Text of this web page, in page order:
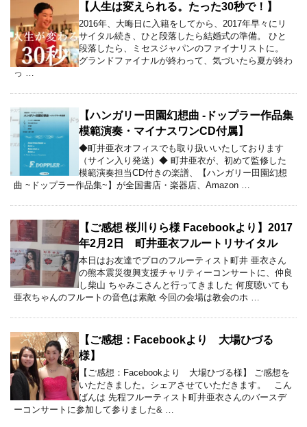
【人生は変えられる。たった30秒で！】
2016年、大晦日に入籍をしてから、2017年早々にリ
サイタル続き、ひと段落したら結婚式の準備。 ひと
段落したら、ミセスジャパンのファイナリストに。
グランドファイナルが終わって、気づいたら夏が終わ
っ …
【ハンガリー田園幻想曲 -ドップラー作品集
模範演奏・マイナスワンCD付属】
◆町井亜衣オフィスでも取り扱いいたしております
（サイン入り発送）◆ 町井亜衣が、初めて監修した
模範演奏担当CD付きの楽譜、【ハンガリー田園幻想
曲 ~ドップラー作品集~】が全国書店・楽器店、Amazon …
【ご感想 桜川りら様 Facebookより】2017
年2月2日 町井亜衣フルートリサイタル
本日はお友達でプロのフルーティスト町井 亜衣さん
の熊本震災復興支援チャリティーコンサートに、仲良
し柴山 ちゃみこさんと行ってきました 何度聴いても
亜衣ちゃんのフルートの音色は素敵 今回の会場は教会のホ …
【ご感想：Facebookより 大場ひづる
様】
【ご感想：Facebookより 大場ひづる様】 ご感想を
いただきました。シェアさせていただきます。 こん
ばんは 先程フルーティスト町井亜衣さんのバースデ
ーコンサートに参加して参りました& …